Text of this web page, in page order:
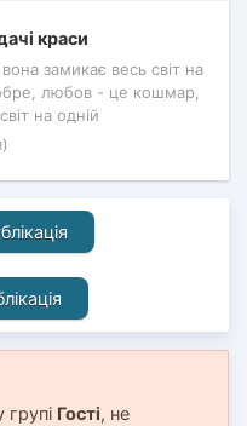
краси
замикає весь світ на
любов - це кошмар,
на одній
групі Гості, не